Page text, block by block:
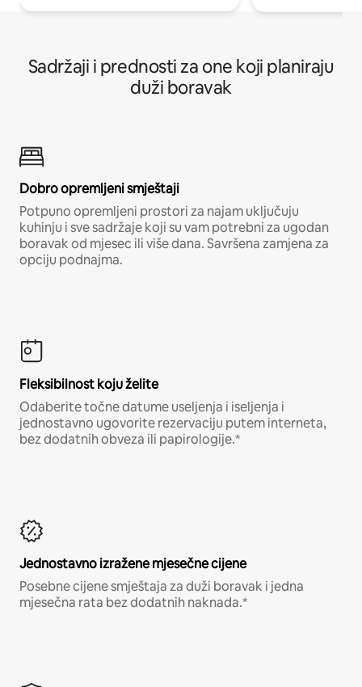
Sadržaji i prednosti za one koji planiraju
duži boravak
Dobro opremljeni smještaji
Potpuno opremljeni prostori za najam uključuju
kuhinju i sve sadržaje koji su vam potrebni za ugodan
boravak od mjesec ili više dana. Savršena zamjena za
opciju podnajma.
Fleksibilnost koju želite
Odaberite točne datume useljenja i iseljenja i
jednostavno ugovorite rezervaciju putem interneta,
bez dodatnih obveza ili papirologije.*
Jednostavno izražene mjesečne cijene
Posebne cijene smještaja za duži boravak i jedna
mjesečna rata bez dodatnih naknada.*